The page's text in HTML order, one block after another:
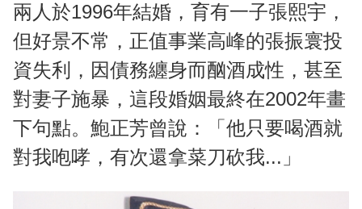
兩人於1996年結婚，育有一子張熙宇，
但好景不常，正值事業高峰的張振寰投
資失利，因債務纏身而酗酒成性，甚至
對妻子施暴，這段婚姻最終在2002年畫
下句點。鮑正芳曾說：「他只要喝酒就
對我咆哮，有次還拿菜刀砍我...」